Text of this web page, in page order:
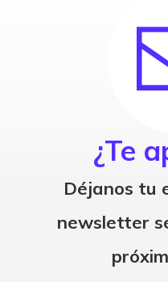
¿Te
Déjanos tu
newsletter